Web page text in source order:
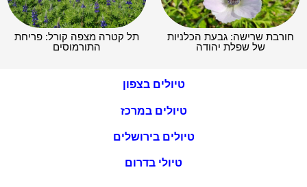
חורבת שרישה: גבעת הכלניות
של שפלת יהודה
תל קטרה מצפה קורל: פריחת
התורמוסים
טיולים בצפון
טיולים במרכז
טיולים בירושלים
טיולי בדרום